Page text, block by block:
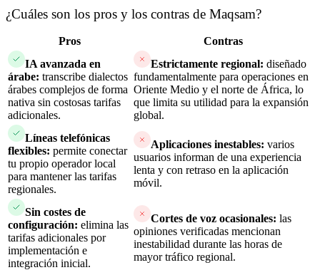
¿Cuáles son los pros y los contras de Maqsam?
Pros
Contras
IA avanzada en
árabe: transcribe dialectos
árabes complejos de forma
nativa sin costosas tarifas
adicionales.
Estrictamente regional: diseñado
fundamentalmente para operaciones en
Oriente Medio y el norte de África, lo
que limita su utilidad para la expansión
global.
Líneas telefónicas
flexibles: permite conectar
tu propio operador local
para mantener las tarifas
regionales.
Aplicaciones inestables: varios
usuarios informan de una experiencia
lenta y con retraso en la aplicación
móvil.
Sin costes de
configuración: elimina las
tarifas adicionales por
implementación e
integración inicial.
Cortes de voz ocasionales: las
opiniones verificadas mencionan
inestabilidad durante las horas de
mayor tráfico regional.